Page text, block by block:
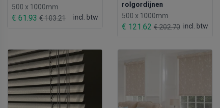
500 x 1000mm
€ 61.93 € 103.21 incl. btw
rolgordijnen
500 x 1000mm
€ 121.62 € 202.70 incl. btw